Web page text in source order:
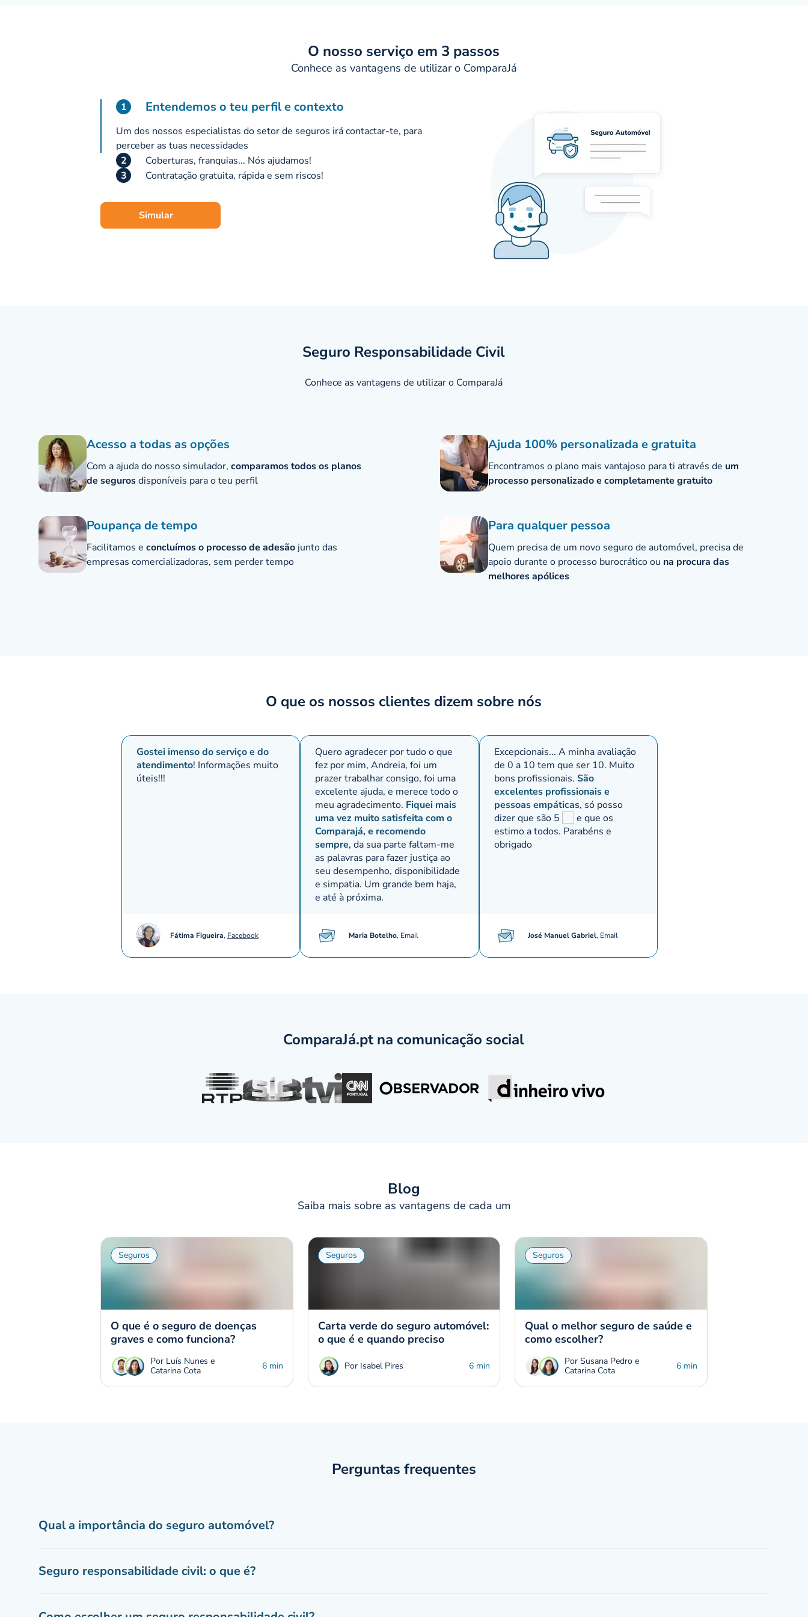
O nosso serviço em 3 passos
Conhece as vantagens de utilizar o ComparaJá
1 Entendemos o teu perfil e contexto
Um dos nossos especialistas do setor de seguros irá contactar-te, para
perceber as tuas necessidades
2
Coberturas, franquias... Nós ajudamos!
3
Contratação gratuita, rápida e sem riscos!
Simular
Seguro Responsabilidade Civil
Conhece as vantagens de utilizar o ComparaJá
Acesso a todas as opções
Com a ajuda do nosso simulador, comparamos todos os planos
de segurosdisponíveis para o teu perfil
Ajuda 100% personalizada e gratuita
Encontramos o plano mais vantajoso para ti através de um
processo personalizado e completamente gratuito
Poupança de tempo
Facilitamos e concluímos o processo de adesão junto das
empresas comercializadoras, sem perder tempo
Para qualquer pessoa
Quem precisa de um novo seguro de automóvel, precisa de
apoio durante o processo burocrático ou na procura das
melhores apólices
O que os nossos clientes dizem sobre nós
Gostei imenso do serviço e do
atendimento! Informações muito
úteis!!!
Fátima Figueira, Facebook
Quero agradecer por tudo o que
fez por mim, Andreia, foi um
prazer trabalhar consigo, foi uma
excelente ajuda, e merece todo o
meu agradecimento. Fiquei mais
uma vez muito satisfeita com o
Comparajá, e recomendo
sempre, da sua parte faltam-me
as palavras para fazer justiça ao
seu desempenho, disponibilidade
e simpatia. Um grande bem haja,
e até à próxima.
Maria Botelho, Email
Excepcionais... A minha avaliação
de 0 a 10 tem que ser 10. Muito
bons profissionais. São
excelentes profissionais e
pessoas empáticas, só posso
dizer que são 5
️ e que os
estimo a todos. Parabéns e
obrigado
José Manuel Gabriel, Email
ComparaJá.pt na comunicação social
Blog
Saiba mais sobre as vantagens de cada um
Seguros
O que é o seguro de doenças
graves e como funciona?
Por Luís Nunes e
Catarina Cota
6 min
Seguros
Carta verde do seguro automóvel:
o que é e quando preciso
Por Isabel Pires 6 min
Seguros
Qual o melhor seguro de saúde e
como escolher?
Por Susana Pedro e
Catarina Cota
6 min
Perguntas frequentes
Qual a importância do seguro automóvel?
Seguro responsabilidade civil: o que é?